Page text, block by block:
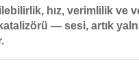
hız, verimlilik ve
— sesi, artık